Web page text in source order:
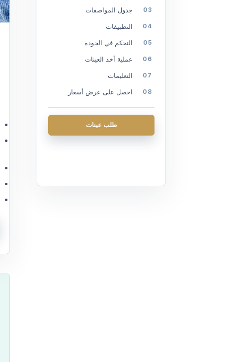
جدول المواصفات
التطبيقات
التحكم في الجودة
عملية أخذ العينات
التعليمات
احصل على عرض أسعار
طلب عينات